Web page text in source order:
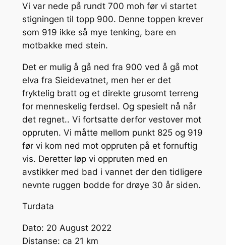
Vi var nede på rundt 700 moh før vi startet
stigningen til topp 900. Denne toppen krever
som 919 ikke så mye tenking, bare en
motbakke med stein.
Det er mulig å gå ned fra 900 ved å gå mot
elva fra Sieidevatnet, men her er det
fryktelig bratt og et direkte grusomt terreng
for menneskelig ferdsel. Og spesielt nå når
det regnet.. Vi fortsatte derfor vestover mot
oppruten. Vi måtte mellom punkt 825 og 919
før vi kom ned mot oppruten på et fornuftig
vis. Deretter løp vi oppruten med en
avstikker med bad i vannet der den tidligere
nevnte ruggen bodde for drøye 30 år siden.
Turdata
Dato: 20 August 2022
Distanse: ca 21 km